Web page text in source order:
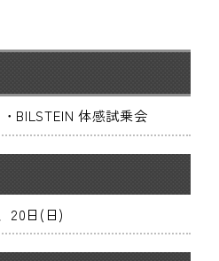
BILSTEIN 体感試乗会
20日(日)